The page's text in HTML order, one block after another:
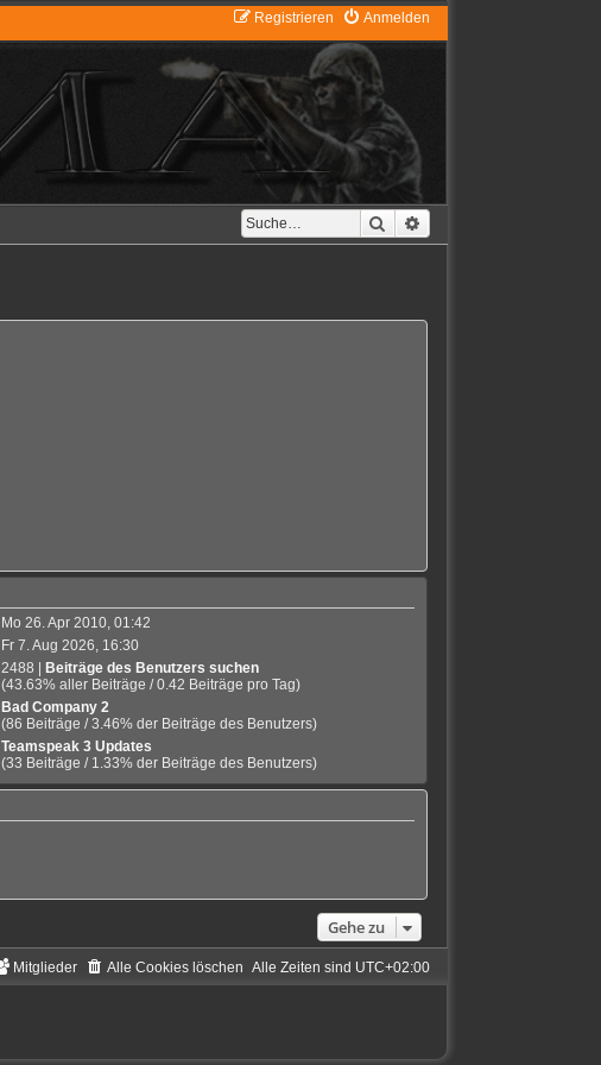
Anmelden
Registrieren
Suche
Mo 26. Apr 2010, 01:42
Fr 7. Aug 2026, 16:30
2488 |
Beiträge des Benutzers suchen
(43.63% aller Beiträge / 0.42 Beiträge pro Tag)
Bad Company 2
(86 Beiträge / 3.46% der Beiträge des Benutzers)
Teamspeak 3 Updates
(33 Beiträge / 1.33% der Beiträge des Benutzers)
Gehe zu
Alle Zeiten sind UTC+02:00
Alle Cookies löschen
Mitglieder